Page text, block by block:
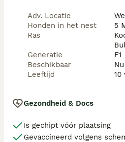
Adv. Locatie
Honden in het nest
5
Ras
Generatie
F1
Beschikbaar
Leeftijd
10
Gezondheid & Docs
Is gechipt vóór plaatsing
Gevaccineerd volgens